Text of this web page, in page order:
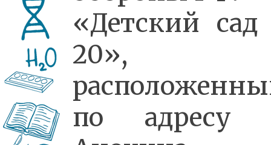
«Детский
20»,
по адресу